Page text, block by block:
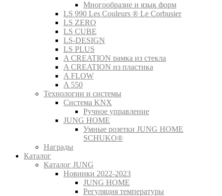
Многообразие и язык форм
LS 990 Les Couleurs ® Le Corbusier
LS ZERO
LS CUBE
LS-DESIGN
LS PLUS
A CREATION рамка из стекла
A CREATION из пластика
A FLOW
A 550
Технологии и системы
Система KNX
Ручное управление
JUNG HOME
Умные розетки JUNG HOME
SCHUKO®
Награды
Каталог
Каталог JUNG
Новинки 2022-2023
JUNG HOME
Регуляция температуры